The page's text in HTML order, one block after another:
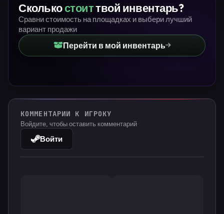
Сколькостоиттвой инвентарь?
Сравни стоимость на площадках и выбери лучший
вариант продажи
Перейти в мой инвентарь
КОММЕНТАРИИ К ИГРОКУ
Войдите, чтобы оставить комментарий
Войти